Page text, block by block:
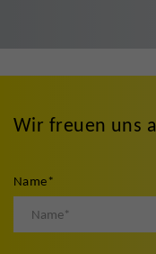
Wir freuen uns
Name*